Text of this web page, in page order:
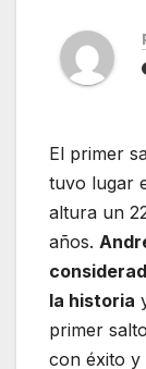
El primer
tuvo lugar
altura un
años.
la historia
primer
con éxito y